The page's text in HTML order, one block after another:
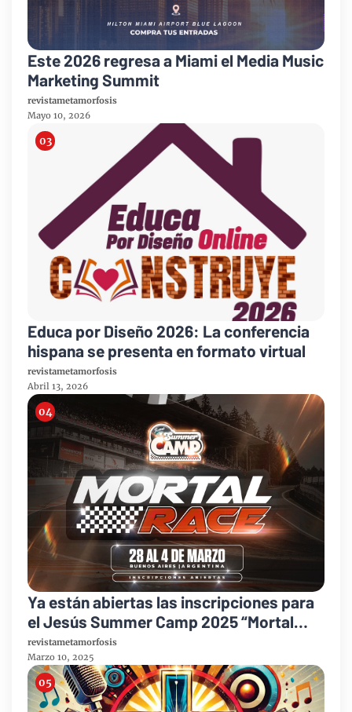
Este 2026 regresa a Miami el Media Music
Marketing Summit
revistametamorfosis
Mayo 10, 2026
Educa por Diseño 2026: La conferencia
hispana se presenta en formato virtual
revistametamorfosis
Abril 13, 2026
Ya están abiertas las inscripciones para
el Jesús Summer Camp 2025 “Mortal
Race”
revistametamorfosis
Marzo 10, 2025